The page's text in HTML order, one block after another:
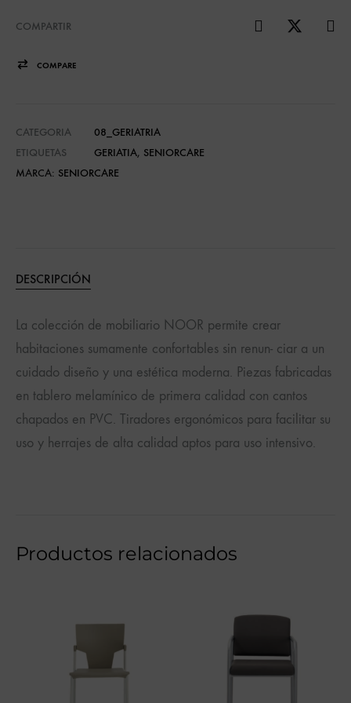
COMPARTIR
COMPARE
CATEGORIA
08_GERIATRIA
ETIQUETAS
GERIATIA, SENIORCARE
MARCA: SENIORCARE
DESCRIPCIÓN
La colección de mobiliario NOOR permite crear
habitaciones sumamente confortables sin renun- ciar a un
cuidado diseño y una estética moderna. Piezas fabricadas
en tablero melamínico de primera calidad con cantos
chapados en PVC. Tiradores ergonómicos para facilitar su
uso y herrajes de alta calidad aptos para uso intensivo.
Productos relacionados